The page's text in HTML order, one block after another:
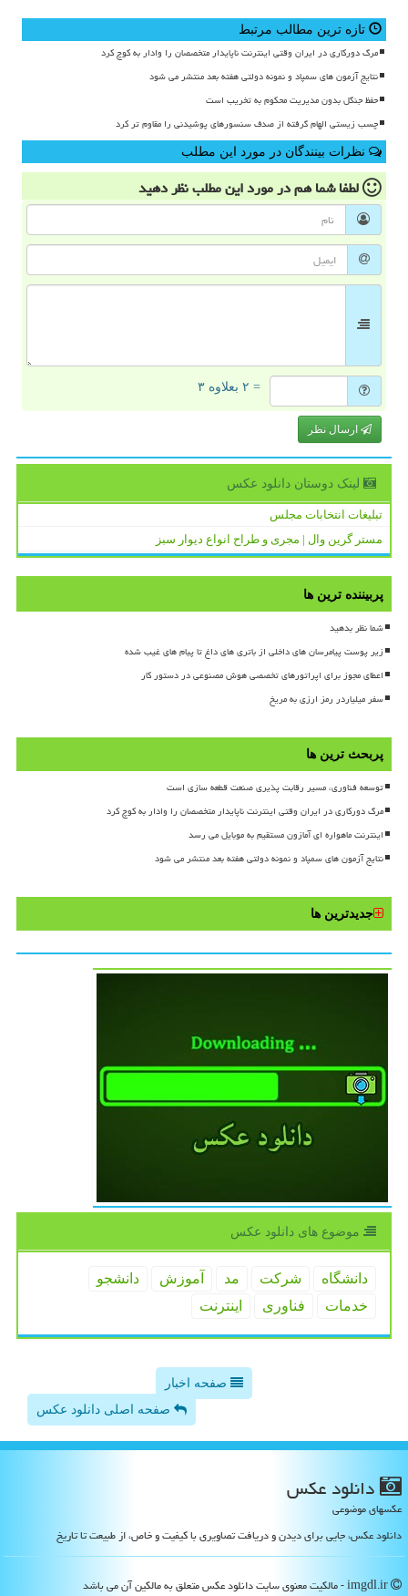
تازه ترین مطالب مرتبط
مرگ دورکاری در ایران وقتی اینترنت ناپایدار متخصصان را وادار به کوچ کرد
نتایج آزمون های سمپاد و نمونه دولتی هفته بعد منتشر می شود
حفظ جنگل بدون مدیریت محکوم به تخریب است
چسب زیستی الهام گرفته از صدف سنسورهای پوشیدنی را مقاوم تر کرد
نظرات بینندگان در مورد این مطلب
لطفا شما همدر مورد این مطلبنظر دهید
= ۲ بعلاوه ۳
ارسال نظر
لینک دوستان دانلود عكس
تبلیغات انتخابات مجلس
مستر گرین وال | مجری و طراح انواع دیوار سبز
پربیننده ترین ها
شما نظر بدهید
زیر پوست پیامرسان های داخلی از باتری های داغ تا پیام های غیب شده
اعطای مجوز برای اپراتورهای تخصصی هوش مصنوعی در دستور کار
سفر میلیاردر رمز ارزی به مریخ
پربحث ترین ها
توسعه فناوری، مسیر رقابت پذیری صنعت قطعه سازی است
مرگ دورکاری در ایران وقتی اینترنت ناپایدار متخصصان را وادار به کوچ کرد
اینترنت ماهواره ای آمازون مستقیم به موبایل می رسد
نتایج آزمون های سمپاد و نمونه دولتی هفته بعد منتشر می شود
جدیدترین ها
موضوع های دانلود عكس
دانشگاه شركت مد آموزش
دانشجو
خدمات
فناوری اینترنت
صفحه اخبار
صفحه اصلی دانلود عکس
دانلود عكس
عکسهای موضوعی
دانلود عکس، جایی برای دیدن و دریافت تصاویری با کیفیت و خاص، از طبیعت تا تاریخ